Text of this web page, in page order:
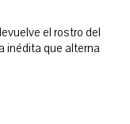
el rostro del
inédita que alterna